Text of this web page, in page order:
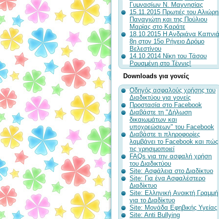
Γυμνασίων Ν. Μαγνησίας
15.11.2015 Πρωτιές του Αλιώρη
Παναγιώτη και της Πούλιου
Μαρίας στο Καράτε
18.10.2015 Η Ανδριάνα Καπνιά
8η στον 15ο Ρήγειο Δρόμο
Βελεστίνου
14.10.2014 Νίκη του Τάσου
Ρουσμένη στο Τέννις!
Downloads για γονείς
Οδηγός ασφαλούς χρήσης του
Διαδικτύου για γονείς
Προστασία στο Facebook
Διαβάστε τη "Δήλωση
δικαιωμάτων και
υποχρεώσεων" του Facebook
Διαβάστε τι πληροφορίες
λαμβάνει το Facebook και πώς
τις χρησιμοποιεί
FAQs για την ασφαλή χρήση
του Διαδικτύου
Site: Ασφάλεια στο Διαδίκτυο
Site: Για ένα Ασφαλέστερο
Διαδίκτυο
Site: Ελληνική Aνοικτή Γραμμή
για το Διαδίκτυο
Site: Μονάδα Εφηβικής Υγείας
Site: Anti Bullying